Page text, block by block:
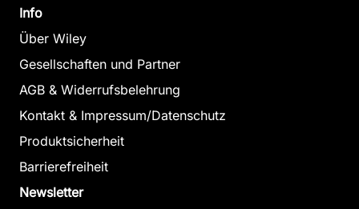
Info
Über Wiley
Gesellschaften und Partner
AGB & Widerrufsbelehrung
Kontakt & Impressum/Datenschutz
Produktsicherheit
Barrierefreiheit
Newsletter